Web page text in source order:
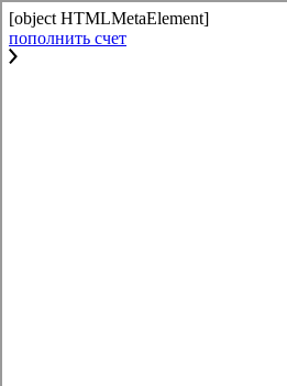
[object HTMLMetaElement]
пополнить счет